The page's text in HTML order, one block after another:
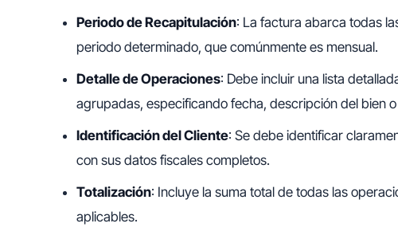
Periodo de Recapitulación: La factura abarca todas
periodo determinado, que comúnmente es mensual.
Detalle de Operaciones: Debe incluir una lista
agrupadas, especificando fecha, descripción del bien
Identificación del Cliente: Se debe identificar
con sus datos fiscales completos.
Totalización: Incluye la suma total de todas las
aplicables.